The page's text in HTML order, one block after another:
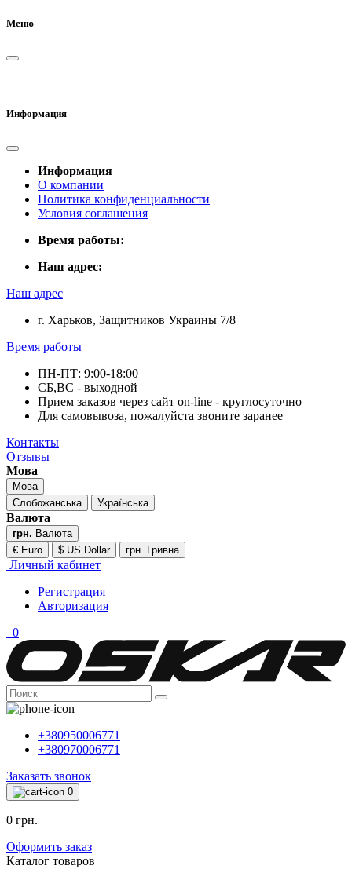
Меню
Информация
Информация
О компании
Политика конфиденциальности
Условия соглашения
Время работы:
Наш адрес:
Наш адрес
г. Харьков, Защитников Украины 7/8
Время работы
ПН-ПТ: 9:00-18:00
СБ,ВС - выходной
Прием заказов через сайт on-line - круглосуточно
Для самовывоза, пожалуйста звоните заранее
Контакты
Отзывы
Мова
Мова
Слобожанська
Українська
Валюта
грн. Валюта
€ Euro
$ US Dollar грн. Гривна
Личный кабинет
Регистрация
Авторизация
0
+380950006771
+380970006771
Заказать звонок
0
0 грн.
Оформить заказ
Каталог товаров